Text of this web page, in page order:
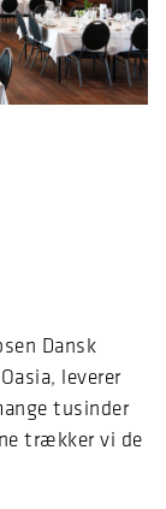
Dansk
leverer
tusinder
trækker vi de